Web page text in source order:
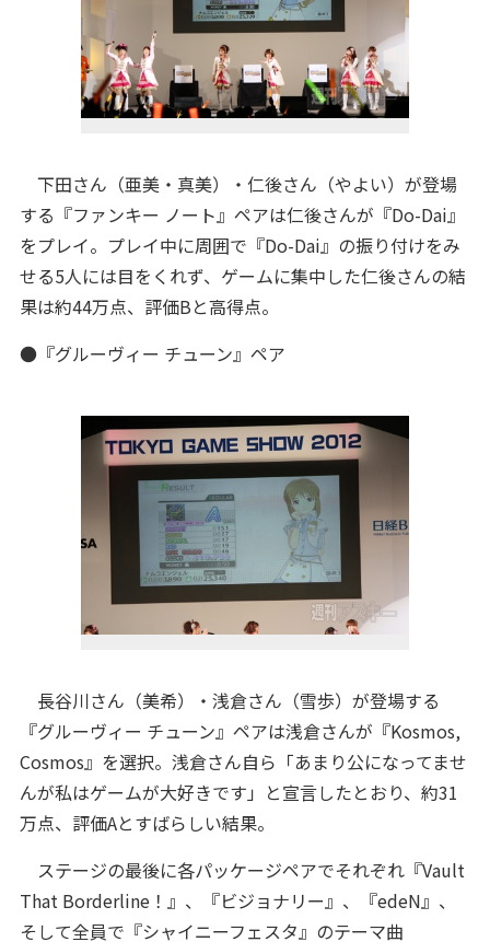
下田さん（亜美・真美）・仁後さん（やよい）が登場
する『ファンキー ノート』ペアは仁後さんが『Do-Dai』
をプレイ。プレイ中に周囲で『Do-Dai』の振り付けをみ
せる5人には目をくれず、ゲームに集中した仁後さんの結
果は約44万点、評価Bと高得点。
●『グルーヴィー チューン』ペア
長谷川さん（美希）・浅倉さん（雪歩）が登場する
『グルーヴィー チューン』ペアは浅倉さんが『Kosmos,
Cosmos』を選択。浅倉さん自ら「あまり公になってませ
んが私はゲームが大好きです」と宣言したとおり、約31
万点、評価Aとすばらしい結果。
ステージの最後に各パッケージペアでそれぞれ『Vault
That Borderline！』、『ビジョナリー』、『edeN』、
そして全員で『シャイニーフェスタ』のテーマ曲